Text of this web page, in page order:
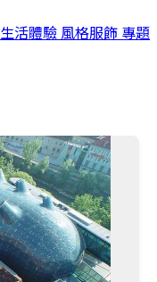
生活體驗 風格服飾 專題